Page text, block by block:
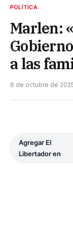
POLÍTICA
Marlen:
a las
6 de octubre de
Agregar El
Libertador en